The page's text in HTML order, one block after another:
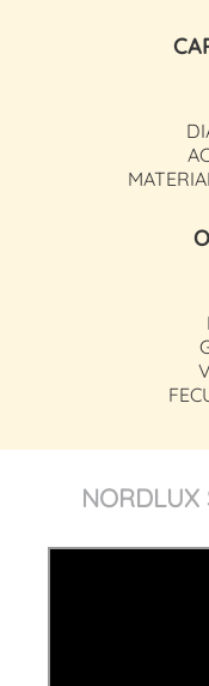
NORDLUX